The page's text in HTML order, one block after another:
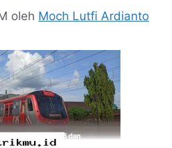
oleh Moch Lutfi Ardianto